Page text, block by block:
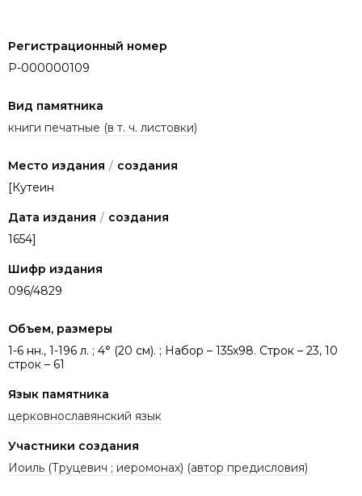
Регистрационный номер
P-000000109
Вид памятника
книги печатные (в т. ч. листовки)
Место издания / создания
[Кутеин
Дата издания / создания
1654]
Шифр издания
096/4829
Объем, размеры
1-6 нн., 1-196 л. ; 4° (20 см). ; Набор – 135х98. Строк – 23, 10
строк – 61
Язык памятника
церковнославянский язык
Участники создания
Иоиль (Труцевич ; иеромонах) (автор предисловия)